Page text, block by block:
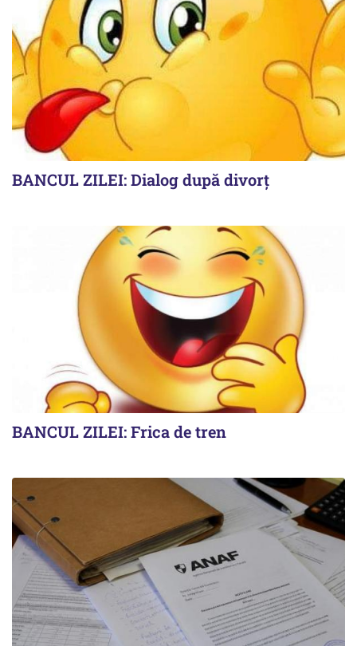
BANCUL ZILEI: Dialog după divorț
BANCUL ZILEI: Frica de tren